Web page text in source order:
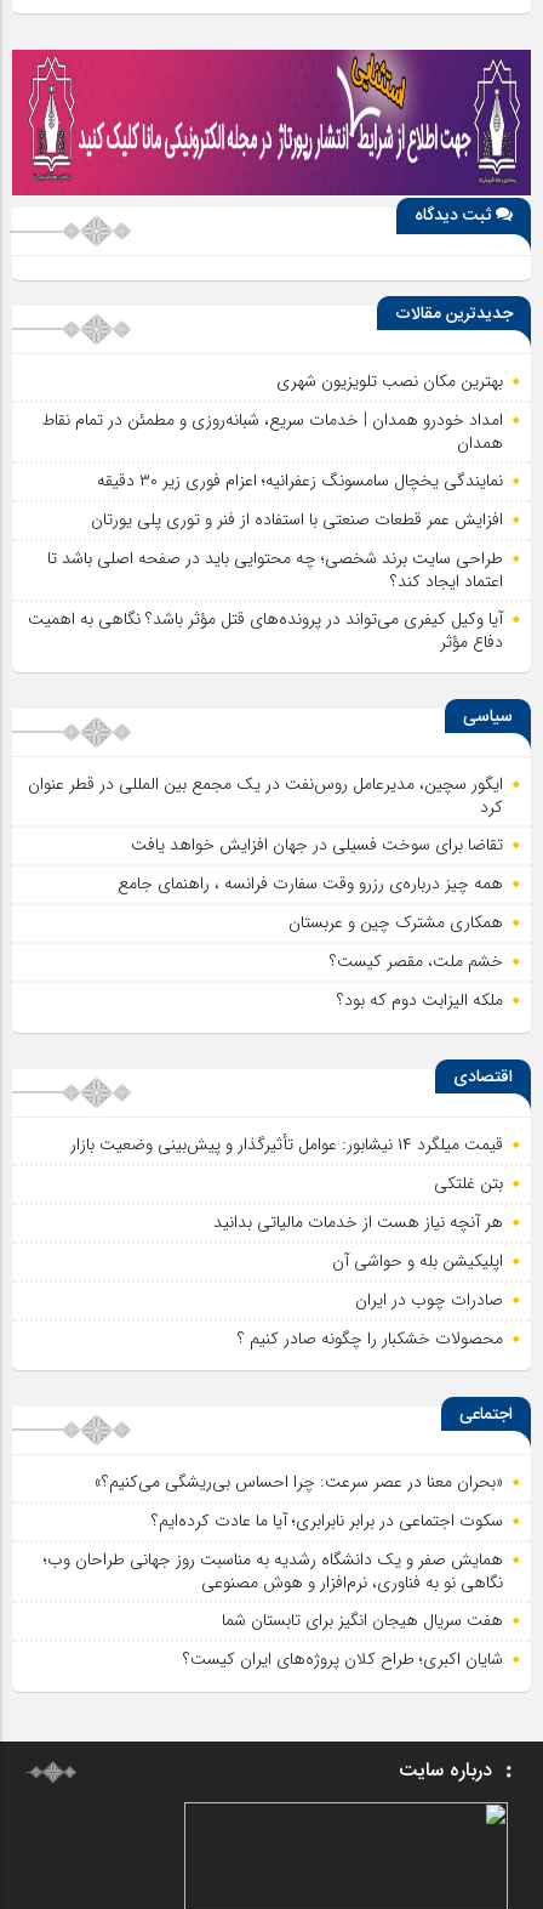
ثبت دیدگاه
جدیدترین مقالات
بهترین مکان نصب تلویزیون شهری
امداد خودرو همدان | خدمات سریع، شبانه‌روزی و مطمئن در تمام نقاط
همدان
نمایندگی یخچال سامسونگ زعفرانیه؛ اعزام فوری زیر ۳۰ دقیقه
افزایش عمر قطعات صنعتی با استفاده از فنر و توری پلی یورتان
طراحی سایت برند شخصی؛ چه محتوایی باید در صفحه اصلی باشد تا
اعتماد ایجاد کند؟
آیا وکیل کیفری می‌تواند در پرونده‌های قتل مؤثر باشد؟ نگاهی به اهمیت
دفاع مؤثر
سیاسی
ایگور سچین، مدیرعامل روس‌نفت در یک مجمع بین المللی در قطر عنوان
کرد
تقاضا برای سوخت فسیلی در جهان افزایش خواهد یافت
همه چیز درباره‌ی رزرو وقت سفارت فرانسه ، راهنمای جامع
همکاری مشترک چین و عربستان
خشم ملت، مقصر کیست؟
ملکه الیزابت دوم که بود؟
اقتصادی
قیمت میلگرد ۱۴ نیشابور: عوامل تأثیرگذار و پیش‌بینی وضعیت بازار
بتن غلتکی
هر آنچه نیاز هست از خدمات مالیاتی بدانید
اپلیکیشن بله و حواشی آن
صادرات چوب در ایران
محصولات خشکبار را چگونه صادر کنیم ؟
اجتماعی
«بحران معنا در عصر سرعت: چرا احساس بی‌ریشگی می‌کنیم؟»
سکوت اجتماعی در برابر نابرابری؛ آیا ما عادت کرده‌ایم؟
همایش صفر و یک دانشگاه رشدیه به مناسبت روز جهانی طراحان وب؛
نگاهی نو به فناوری، نرم‌افزار و هوش مصنوعی
هفت سریال هیجان انگیز برای تابستان شما
شایان اکبری؛ طراح کلان پروژه‌های ایران کیست؟
درباره سایت